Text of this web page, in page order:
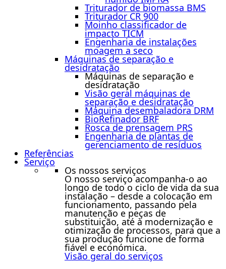
Triturador de biomassa BMS
Triturador CR 900
Moinho classificador de
impacto TICM
Engenharia de instalações
moagem a seco
Máquinas de separação e
desidratação
Máquinas de separação e
desidratação
Visão geral máquinas de
separação e desidratação
Máquina desembaladora DRM
BioRefinador BRF
Rosca de prensagem PRS
Engenharia de plantas de
gerenciamento de resíduos
Referências
Serviço
Os nossos serviços
O nosso serviço acompanha-o ao
longo de todo o ciclo de vida da sua
instalação – desde a colocação em
funcionamento, passando pela
manutenção e peças de
substituição, até à modernização e
otimização de processos, para que a
sua produção funcione de forma
fiável e económica.
Visão geral do serviços